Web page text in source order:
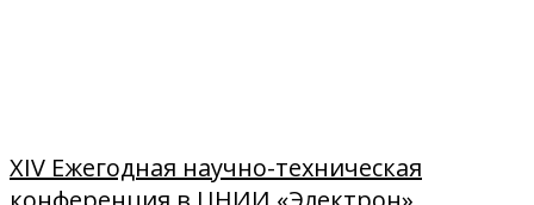
XIV Ежегодная научно-техническая